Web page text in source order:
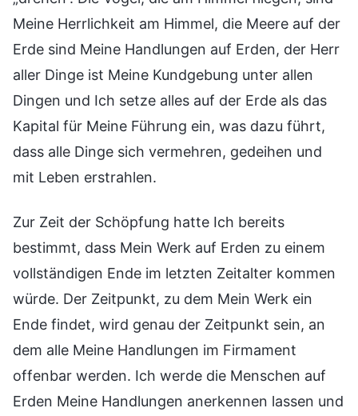
Meine Herrlichkeit am Himmel, die Meere auf der
Erde sind Meine Handlungen auf Erden, der Herr
aller Dinge ist Meine Kundgebung unter allen
Dingen und Ich setze alles auf der Erde als das
Kapital für Meine Führung ein, was dazu führt,
dass alle Dinge sich vermehren, gedeihen und
mit Leben erstrahlen.
Zur Zeit der Schöpfung hatte Ich bereits
bestimmt, dass Mein Werk auf Erden zu einem
vollständigen Ende im letzten Zeitalter kommen
würde. Der Zeitpunkt, zu dem Mein Werk ein
Ende findet, wird genau der Zeitpunkt sein, an
dem alle Meine Handlungen im Firmament
offenbar werden. Ich werde die Menschen auf
Erden Meine Handlungen anerkennen lassen und